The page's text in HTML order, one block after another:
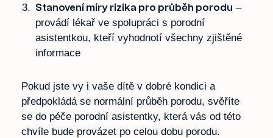
Stanovení míry rizika pro průběh porodu –
provádí lékař ve spolupráci s porodní
asistentkou, kteří vyhodnotí všechny zjištěné
informace
Pokud jste vy i vaše dítě v dobré kondici a
předpokládá se normální průběh porodu, svěříte
se do péče porodní asistentky, která vás od této
chvíle bude provázet po celou dobu porodu.